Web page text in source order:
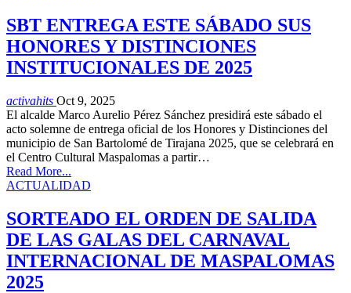
SBT ENTREGA ESTE SÁBADO SUS
HONORES Y DISTINCIONES
INSTITUCIONALES DE 2025
activahits Oct 9, 2025
El alcalde Marco Aurelio Pérez Sánchez presidirá este sábado el
acto solemne de entrega oficial de los Honores y Distinciones del
municipio de San Bartolomé de Tirajana 2025, que se celebrará en
el Centro Cultural Maspalomas a partir…
Read More...
ACTUALIDAD
SORTEADO EL ORDEN DE SALIDA
DE LAS GALAS DEL CARNAVAL
INTERNACIONAL DE MASPALOMAS
2025